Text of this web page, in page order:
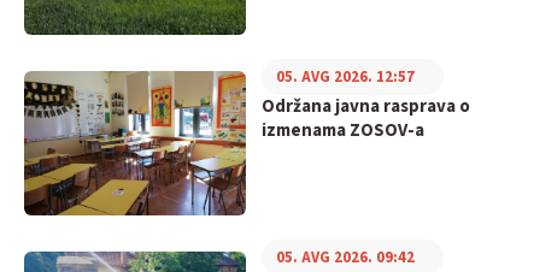
Održana javna rasprava o
izmenama ZOSOV-a
05. AVG 2026. 12:57
05. AVG 2026. 09:42